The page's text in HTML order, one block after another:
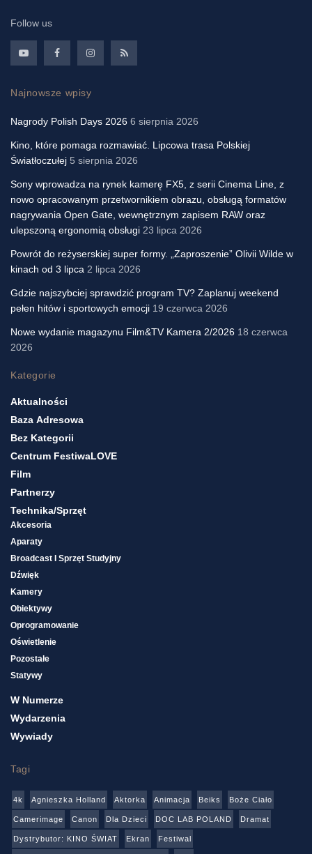
Follow us
Najnowsze wpisy
Nagrody Polish Days 2026 6 sierpnia 2026
Kino, które pomaga rozmawiać. Lipcowa trasa Polskiej
Światłoczułej 5 sierpnia 2026
Sony wprowadza na rynek kamerę FX5, z serii Cinema Line, z
nowo opracowanym przetwornikiem obrazu, obsługą formatów
nagrywania Open Gate, wewnętrznym zapisem RAW oraz
ulepszoną ergonomią obsługi 23 lipca 2026
Powrót do reżyserskiej super formy. „Zaproszenie” Olivii Wilde w
kinach od 3 lipca 2 lipca 2026
Gdzie najszybciej sprawdzić program TV? Zaplanuj weekend
pełen hitów i sportowych emocji 19 czerwca 2026
Nowe wydanie magazynu Film&TV Kamera 2/2026 18 czerwca
2026
Kategorie
Aktualności
Baza Adresowa
Bez Kategorii
Centrum FestiwaLOVE
Film
Partnerzy
Technika/sprzęt
Akcesoria
Aparaty
Broadcast I Sprzęt Studyjny
Dźwięk
Kamery
Obiektywy
Oprogramowanie
Oświetlenie
Pozostałe
Statywy
W Numerze
Wydarzenia
Wywiady
Tagi
4k Agnieszka Holland Aktorka Animacja Beiks Boże Ciało
Camerimage Canon Dla Dzieci DOC LAB POLAND Dramat
Dystrybutor: KINO ŚWIAT Ekran Festiwal